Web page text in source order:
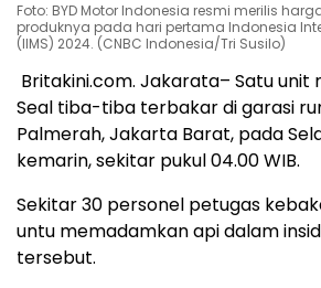
Foto: BYD Motor Indonesia resmi merilis
produknya pada hari pertama Indonesia
(IIMS) 2024. (CNBC Indonesia/Tri Susilo)
Britakini.com. Jakarata– Satu unit
Seal tiba-tiba terbakar di garasi
Palmerah, Jakarta Barat, pada
kemarin, sekitar pukul 04.00 WIB.
Sekitar 30 personel petugas
untu memadamkan api dalam
tersebut.